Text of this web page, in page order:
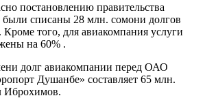
постановлению правительства
были списаны 28 млн. сомони долгов
того, для авиакомпания услуги
на 60% .
долг авиакомпании перед ОАО
Душанбе» составляет 65 млн.
Иброхимов.